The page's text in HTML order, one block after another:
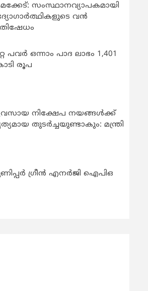
സംസ്ഥാനവ്യാപകമായി
വന്‍
പവർ ഒന്നാം പാദ ലാഭം 1,401
രൂപ
നിക്ഷേപ നയങ്ങള്‍ക്ക്
തുടര്‍ച്ചയുണ്ടാകും: മന്ത്രി
ഗ്രീൻ എനർജി ഐപിഒ